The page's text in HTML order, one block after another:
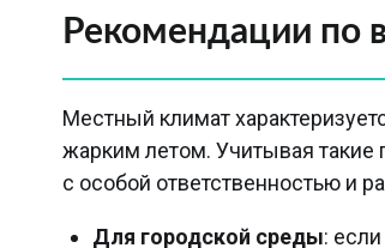
Рекомендации по
Местный климат
жарким летом. Учитывая такие
с особой ответственностью и
Для городской среды: